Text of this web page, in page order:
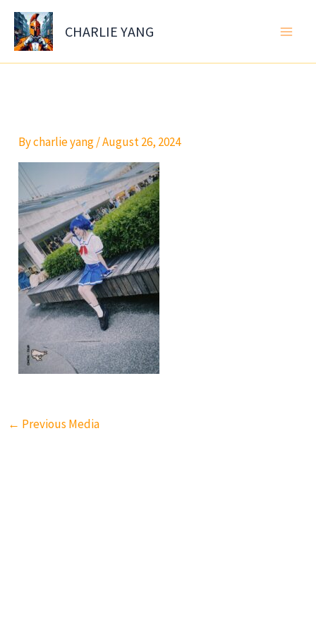
Skip
content
CHARLIE YANG
Bycharlie yang/August 26, 2024
← Previous Media